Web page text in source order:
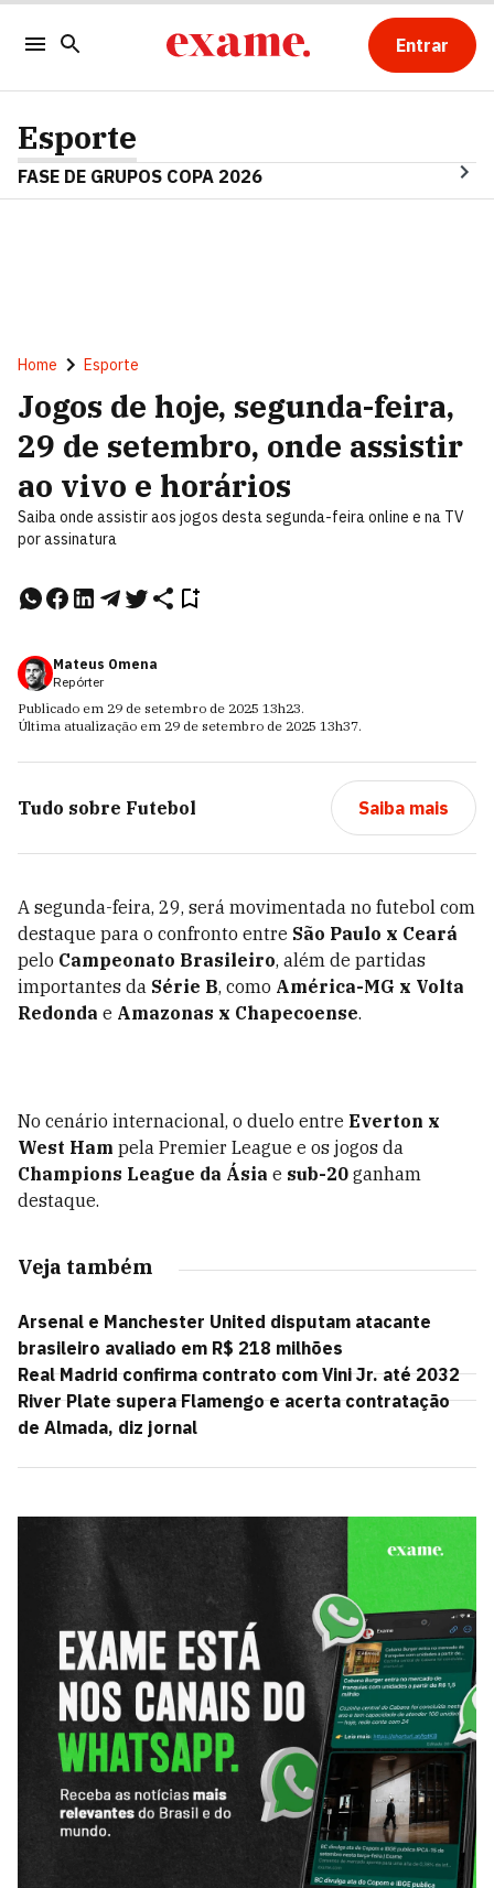
Entrar
Esporte
FASE DE GRUPOS COPA 2026
Home Esporte
Jogos de hoje, segunda-feira,
29 de setembro, onde assistir
ao vivo e horários
Saiba onde assistir aos jogos desta segunda-feira online e na TV
por assinatura
Mateus Omena
Repórter
Publicado em 29 de setembro de 2025 13h23.
Última atualização em 29 de setembro de 2025 13h37.
Tudo sobre Futebol Saiba mais
A segunda-feira, 29, será movimentada no futebol com
destaque para o confronto entre São Paulo x Ceará
pelo Campeonato Brasileiro, além de partidas
importantes da Série B, como América-MG x Volta
Redonda e Amazonas x Chapecoense.
No cenário internacional, o duelo entre Everton x
West Ham pela Premier League e os jogos da
Champions League da Ásia e sub-20 ganham
destaque.
Veja também
Arsenal e Manchester United disputam atacante
brasileiro avaliado em R$ 218 milhões
Real Madrid confirma contrato com Vini Jr. até 2032
River Plate supera Flamengo e acerta contratação
de Almada, diz jornal